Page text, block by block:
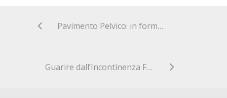
Pavimento Pelvico: in forma con l’aiuto del personal trainer
Guarire dall’Incontinenza Fecale: la Testimonianza di Michela